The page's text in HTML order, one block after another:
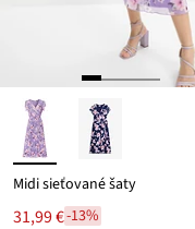
Midi sieťované šaty
31,99 €-13%